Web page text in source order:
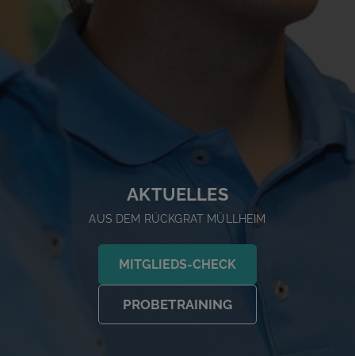
AKTUELLES
AUS DEM RÜCKGRAT MÜLLHEIM
MITGLIEDS-CHECK
PROBETRAINING